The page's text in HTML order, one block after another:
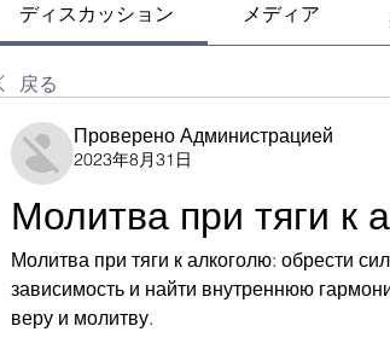
ディスカッション メディア
戻る
Проверено Администрацией
2023年8月31日
Молитва при тяги к
Молитва при тяги к алкоголю: обрести
зависимость и найти внутреннюю
веру и молитву.